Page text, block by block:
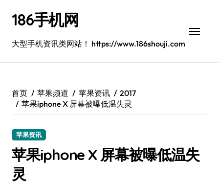
186手机网
大型手机资讯类网站！ https://www.186shouji.com
首页 苹果频道 苹果资讯
2017
苹果iphone X 屏幕被曝低温失灵
苹果资讯
苹果iphone X 屏幕被曝低温失
灵